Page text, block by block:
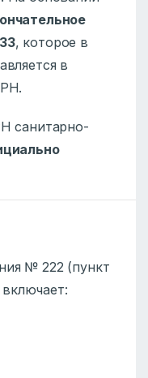
, которое в
в
санитарно-
№ 222 (пункт